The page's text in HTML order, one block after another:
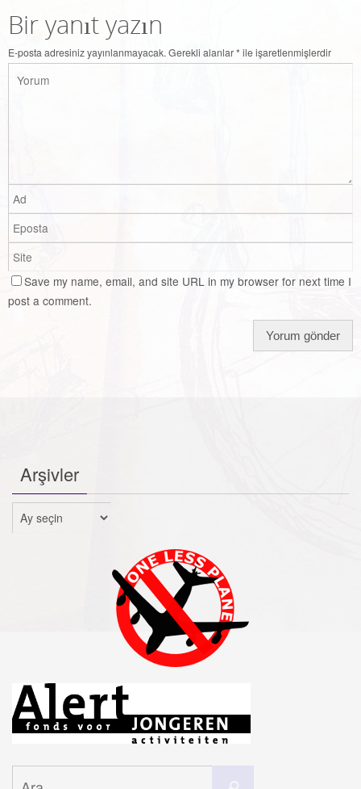
Bir yanıt yazın
E-posta adresiniz yayınlanmayacak. Gerekli alanlar* ile işaretlenmişlerdir
Save my name, email, and site URL in my browser for next time I
post a comment.
Arşivler
Arşivler